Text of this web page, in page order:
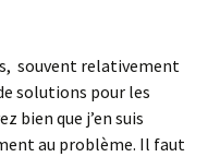
souvent relativement
solutions pour les
bien que j’en suis
au problème. Il faut